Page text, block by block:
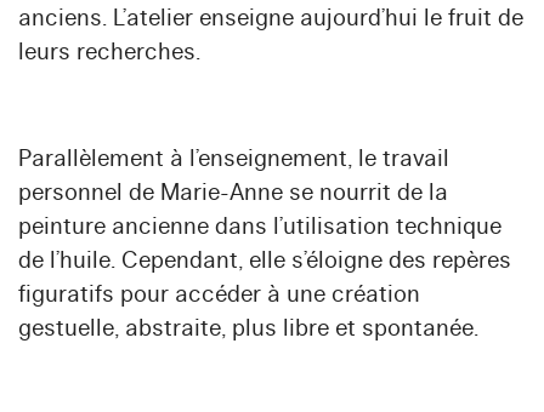
anciens. L’atelier enseigne aujourd’hui le fruit de
leurs recherches.
Parallèlement à l’enseignement, le travail
personnel de Marie-Anne se nourrit de la
peinture ancienne dans l’utilisation technique
de l’huile. Cependant, elle s’éloigne des repères
figuratifs pour accéder à une création
gestuelle, abstraite, plus libre et spontanée.